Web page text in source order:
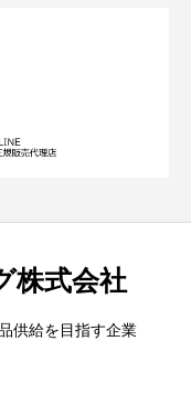
株式会社
供給を目指す企業